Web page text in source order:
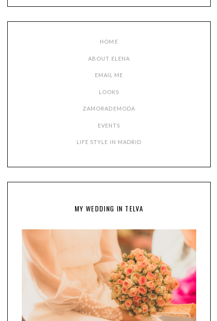
HOME
ABOUT ELENA
EMAIL ME
LOOKS
ZAMORADEMODA
EVENTS
LIFE STYLE IN MADRID
MY WEDDING IN TELVA